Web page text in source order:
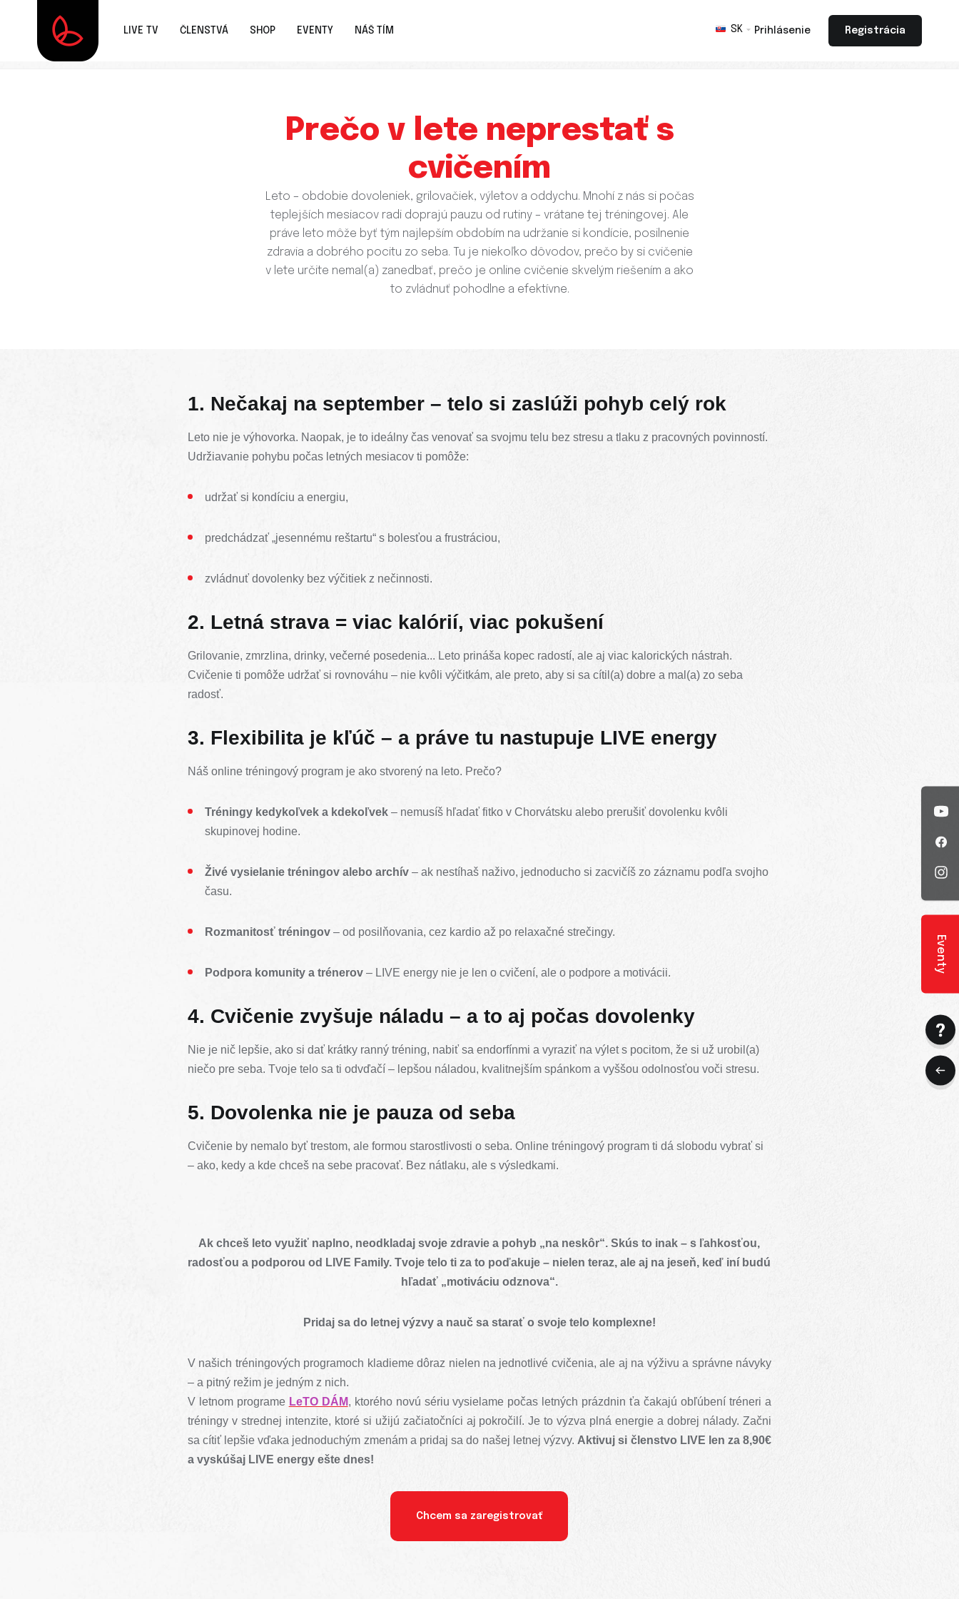
Eventy
LIVE TV ČLENSTVÁ SHOP EVENTY NÁŠ TÍM SK Prihlásenie Registrácia
Prečo v lete neprestať s
cvičením
Leto – obdobie dovoleniek, grilovačiek, výletov a oddychu. Mnohí z nás si počas
teplejších mesiacov radi doprajú pauzu od rutiny – vrátane tej tréningovej. Ale
práve leto môže byť tým najlepším obdobím na udržanie si kondície, posilnenie
zdravia a dobrého pocitu zo seba. Tu je niekoľko dôvodov, prečo by si cvičenie
v lete určite nemal(a) zanedbať, prečo je online cvičenie skvelým riešením a ako
to zvládnuť pohodlne a efektívne.
1. Nečakaj na september – telo si zaslúži pohyb celý rok
Leto nie je výhovorka. Naopak, je to ideálny čas venovať sa svojmu telu bez stresu a tlaku z pracovných povinností.
Udržiavanie pohybu počas letných mesiacov ti pomôže:
udržať si kondíciu a energiu,
predchádzať „jesennému reštartu“ s bolesťou a frustráciou,
zvládnuť dovolenky bez výčitiek z nečinnosti.
2. Letná strava = viac kalórií, viac pokušení
Grilovanie, zmrzlina, drinky, večerné posedenia... Leto prináša kopec radostí, ale aj viac kalorických nástrah.
Cvičenie ti pomôže udržať si rovnováhu – nie kvôli výčitkám, ale preto, aby si sa cítil(a) dobre a mal(a) zo seba
radosť.
3. Flexibilita je kľúč – a práve tu nastupuje LIVE energy
Náš online tréningový program je ako stvorený na leto. Prečo?
Tréningy kedykoľvek a kdekoľvek– nemusíš hľadať fitko v Chorvátsku alebo prerušiť dovolenku kvôli
skupinovej hodine.
Živé vysielanie tréningov alebo archív– ak nestíhaš naživo, jednoducho si zacvičíš zo záznamu podľa svojho
času.
Rozmanitosť tréningov– od posilňovania, cez kardio až po relaxačné strečingy.
Podpora komunity a trénerov– LIVE energy nie je len o cvičení, ale o podpore a motivácii.
4. Cvičenie zvyšuje náladu – a to aj počas dovolenky
Nie je nič lepšie, ako si dať krátky ranný tréning, nabiť sa endorfínmi a vyraziť na výlet s pocitom, že si už urobil(a)
niečo pre seba. Tvoje telo sa ti odvďačí – lepšou náladou, kvalitnejším spánkom a vyššou odolnosťou voči stresu.
5. Dovolenka nie je pauza od seba
Cvičenie by nemalo byť trestom, ale formou starostlivosti o seba. Online tréningový program ti dá slobodu vybrať si
– ako, kedy a kde chceš na sebe pracovať. Bez nátlaku, ale s výsledkami.
Ak chceš leto využiť naplno, neodkladaj svoje zdravie a pohyb „na neskôr“. Skús to inak – s ľahkosťou,
radosťou a podporou od LIVE Family. Tvoje telo ti za to poďakuje – nielen teraz, ale aj na jeseň, keď iní budú
hľadať „motiváciu odznova“.
Pridaj sa do letnej výzvy a nauč sa starať o svoje telo komplexne!
V našich tréningových programoch kladieme dôraz nielen na jednotlivé cvičenia, ale aj na výživu a správne návyky
– a pitný režim je jedným z nich.
V letnom programe LeTO DÁM, ktorého novú sériu vysielame počas letných prázdnin ťa čakajú obľúbení tréneri a
tréningy v strednej intenzite, ktoré si užijú začiatočníci aj pokročilí. Je to výzva plná energie a dobrej nálady. Začni
sa cítiť lepšie vďaka jednoduchým zmenám a pridaj sa do našej letnej výzvy. Aktivuj si členstvo LIVE len za 8,90€
a vyskúšaj LIVE energy ešte dnes!
Chcem sa zaregistrovať